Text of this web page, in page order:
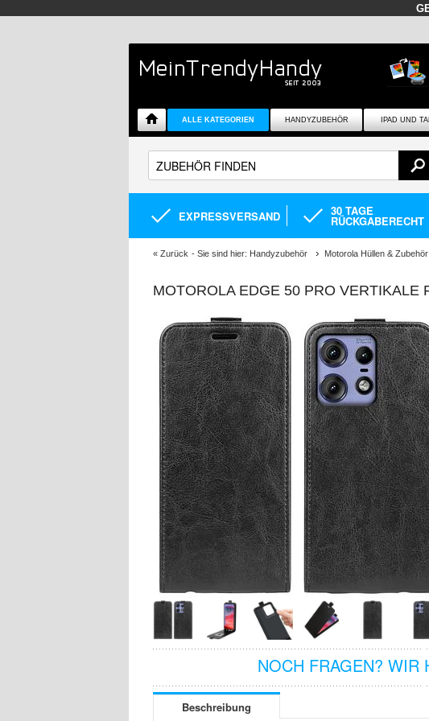
ALLE KATEGORIEN HANDYZUBEHÖR IPAD UND
EXPRESSVERSAND 30 TAGE
RÜCKGABERECHT
« Zurück - Sie sind hier: Handyzubehör Motorola Hüllen & Zubehör
MOTOROLA EDGE 50 PRO VERTIKALE
NOCH FRAGEN?
Beschreibung